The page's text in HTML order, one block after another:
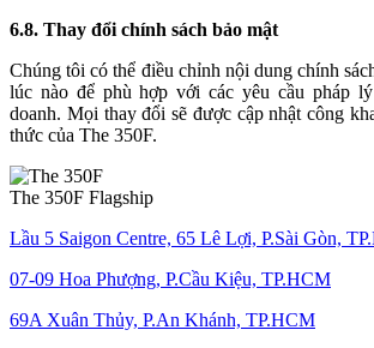
6.8. Thay đổi chính sách bảo mật
Chúng tôi có thể điều chỉnh nội dung chính
lúc nào để phù hợp với các yêu cầu pháp
doanh. Mọi thay đổi sẽ được cập nhật công
thức của The 350F.
The 350F Flagship
Lầu 5 Saigon Centre, 65 Lê Lợi, P.Sài Gòn,
07-09 Hoa Phượng, P.Cầu Kiệu, TP.HCM
69A Xuân Thủy, P.An Khánh, TP.HCM